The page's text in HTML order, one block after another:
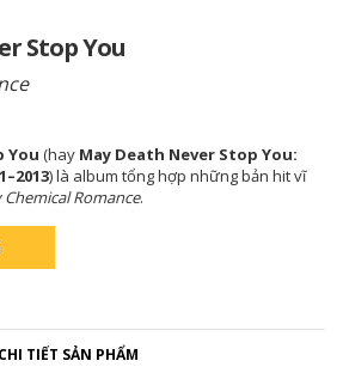
Stop You
You (hay May Death Never Stop You:
) là album tổng hợp những bản hit vĩ
Chemical Romance.
CHI TIẾT SẢN PHẨM